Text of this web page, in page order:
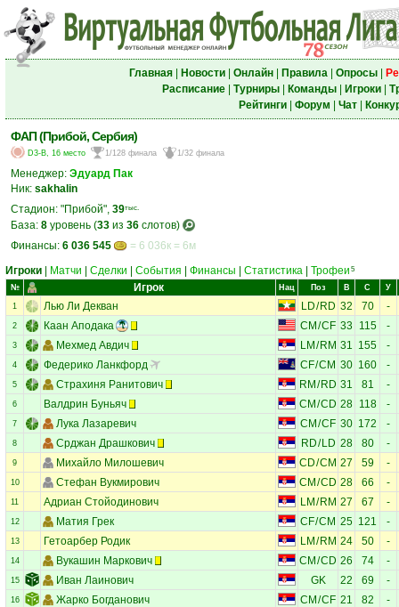
Главная| Новости| Онлайн| Правила| Опросы|
Расписание| Турниры| Команды| Игроки|
Рейтинги| Форум Чат|
ФАП (Прибой, Сербия)
D3-B, 16 место 1/128 финала 1/32 финала
Менеджер: Эдуард Пак
Ник: sakhalin
Стадион: "Прибой", 39тыс.
База: 8 уровень (33 из 36 слотов)
Финансы: 6 036 545
= 6 036к = 6м
Игроки
Матчи Сделки События Финансы Статистика Трофеи 5
№ Игрок Нац Поз В С У
1 Лью Ли Декван LD/RD 32 70 -
2 Каан Аподака CM /CF 33 115 -
3 Мехмед Авдич LM /RM 31 155 -
4 Федерико Ланкфорд CF/CM 30 160 -
5 Страхиня Ранитович RM / RD 31 81 -
6 Валдрин Буньяч CM /CD 28 118 -
7 Лука Лазаревич CM /CF 30 172 -
8 Срджан Драшкович RD/LD 28 80 -
9 Михайло Милошевич CD/CM 27 59 -
10 Стефан Вукмирович CM /CD 28 66 -
11 Адриан Стойодинович LM /RM 27 67 -
12 Матия Грек CF/CM 25 121 -
13 Гетоарбер Родик LM /RM 24 50 -
14 Вукашин Маркович CM /CD 26 74 -
15 Иван Лаинович GK 22 69 -
16 Жарко Богданович CM /CF 21 82 -